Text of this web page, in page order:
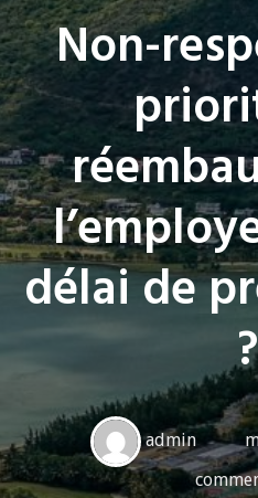
Nous contacter
Non-
délai de
?
admin